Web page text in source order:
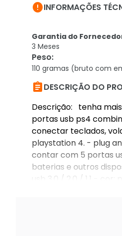
INFORMAÇÕES
Garantia do
3 Meses
Peso:
110 gramas (bruto com
DESCRIÇÃO DO
Descrição: tenha
portas usb ps4
conectar teclados,
playstation 4. - plug
contar com 5 portas
baterias e outros
usb 3.0 / 2.0 / 1.1 -